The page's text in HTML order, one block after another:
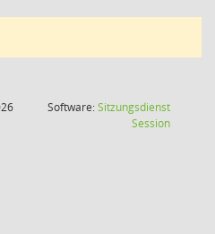
Software:Sitzungsdienst
Session(Wird in